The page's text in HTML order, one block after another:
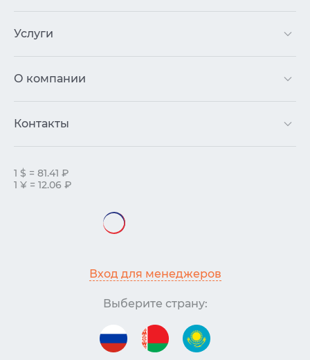
Услуги
О компании
Контакты
1 $ = 81.41 ₽
1 ¥ = 12.06 ₽
Вход для менеджеров
Выберите страну: